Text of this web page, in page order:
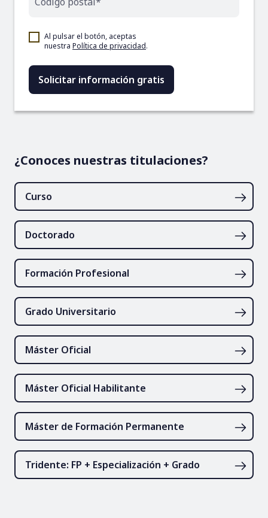
Al pulsar el botón, aceptas
nuestra Política de privacidad.
¿Conoces nuestras titulaciones?
Curso
Doctorado
Formación Profesional
Grado Universitario
Máster Oficial
Máster Oficial Habilitante
Máster de Formación Permanente
Tridente: FP + Especialización + Grado